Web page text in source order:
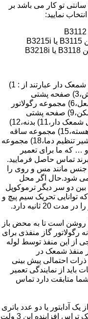
در صورتی که واحد شما دارای دودکش 15 سانتی تو کار می باشد بر
نمایید:
قطعات ساختمان آب گرم کن های دیواری شمعک دار عبارتند از : 1)
کلاهک تعدیل،2) کلاهک تعدیل جریان دودکش،3) صفحه پشتی
آبگرمکن،4) مبدل گرمایی،5) مجموعه مشعل،6) مجموعه رگولاتور
گاز،7) مجموعه رگولاتور آب،8) رویه آبگرمکن،9) صفحه پشتی
آبگرمکن،10) رگولاتور آب در آبگرمکن های شمعک دار،11) بدنه،12)
قاب برنجی،13) شیپوره،14) شیر احتراق آهسته،15) مجموعه ساقه
سوپاپ،16) مجموعه مغزی آب بندی،17) شیر تنظیم دما،18) مجموعه
19) ترموکوپل و … که ما برای تعمیر
تماس حاصل فرمایید.
جنس مانند مس و روی را
می شود.حال اگر محل
دو سر دیگر ترموکوپل
شود که توانایی تحریک سیم پیچ و
ثانیه دارد.
روشن است تا به محض باز
گاز منفذی برای
از این منفذ توسط لوله
منفذ شمعک در
احتمالی پیش بینی
از نمایندگی تعمیر
شما متابقت دارد تماس
آدابتور یا دو عدد باتری
1/5 ولت تامین می شود.برای ایجاد جرقه یک تراس افزاینده این 3 ولت